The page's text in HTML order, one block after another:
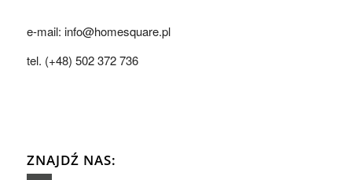
e-mail: info@homesquare.pl
tel. (+48) 502 372 736
ZNAJDŹ NAS: